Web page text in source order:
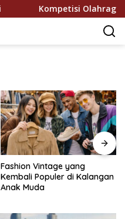
Kompetisi Olahraga
Fashion Vintage yang
Kembali Populer di Kalangan
Anak Muda